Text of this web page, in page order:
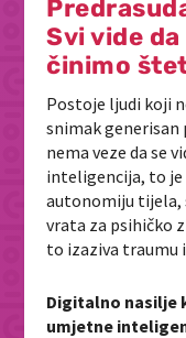
Svi vide
činimo
Postoje ljudi koji
snimak
nema veze da se
inteligencija, to je
autonomiju tijela,
vrata za psihičko
to izaziva traumu
Digitalno nasilje
umjetne